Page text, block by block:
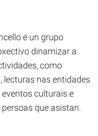
é un grupo
dinamizar a
como
lecturas nas entidades
culturais e
que asistan.